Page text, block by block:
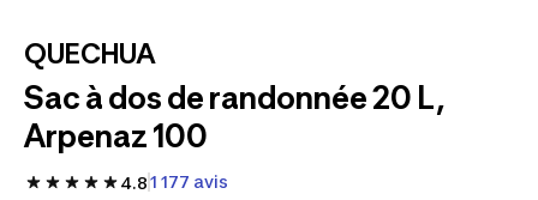
QUECHUA
Sac à dos de randonnée 20 L,
Arpenaz 100
4.81 177 avis